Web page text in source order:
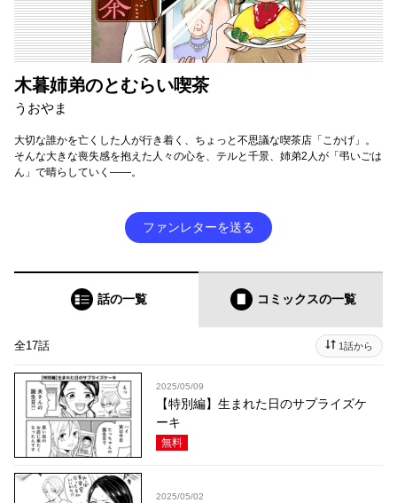
木暮姉弟のとむらい喫茶
うおやま
大切な誰かを亡くした人が行き着く、ちょっと不思議な喫茶店「こかげ」。
そんな大きな喪失感を抱えた人々の心を、テルと千景、姉弟2人が「弔いごは
ん」で晴らしていく――。
ファンレターを送る
話の一覧 コミックスの一覧
全17話 1話から
2025/05/09
【特別編】生まれた日のサプライズケ
ーキ
無料
2025/05/02